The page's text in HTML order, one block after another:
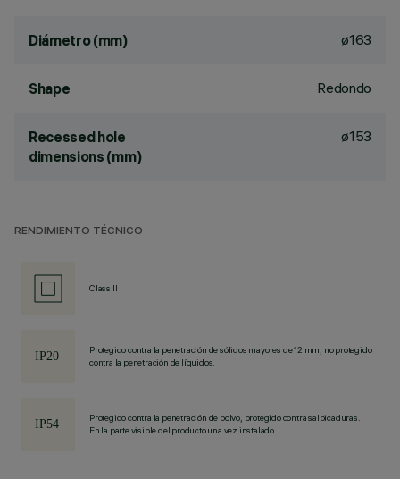
Diámetro (mm) ø163
Shape Redondo
Recessed hole
dimensions (mm)
ø153
RENDIMIENTO TÉCNICO
Class II
Protegido contra la penetración de sólidos mayores de 12 mm, no protegido
contra la penetración de líquidos.
Protegido contra la penetración de polvo, protegido contra salpicaduras.
En la parte visible del producto una vez instalado